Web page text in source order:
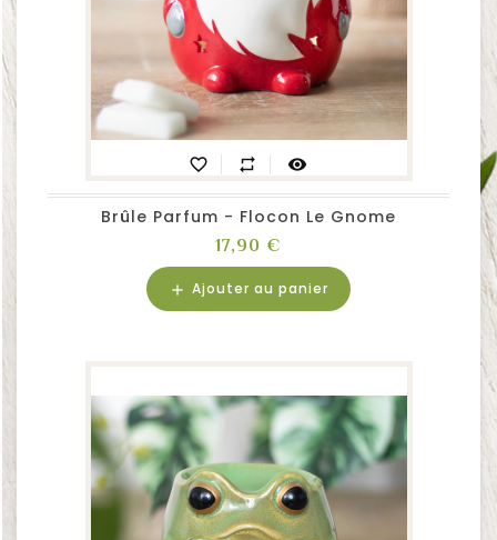
favorite_border repeat visibility
Brûle Parfum - Flocon Le Gnome
Prix
17,90 €
add Ajouter au panier